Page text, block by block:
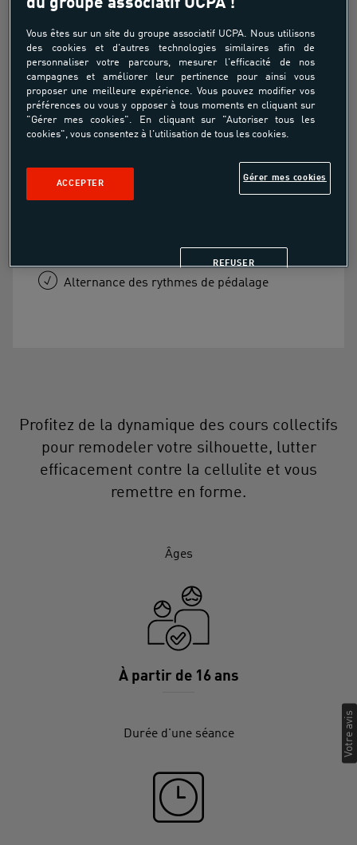
Votre avis
O'Fit
En vente sur place
Exercices de pédalage transposés au milieu
aquatique
Cours ludiques en musique
Travail cardiodrainant et d’endurance
Alternance des rythmes de pédalage
Profitez de la dynamique des cours collectifs
pour remodeler votre silhouette, lutter
efficacement contre la cellulite et vous
remettre en forme.
Âges
À partir de 16 ans
Durée d'une séance
du groupe associatif UCPA !
Vous êtes sur un site du groupe associatif UCPA. Nous utilisons
des cookies et d'autres technologies similaires afin de
personnaliser votre parcours, mesurer l'efficacité de nos
campagnes et améliorer leur pertinence pour ainsi vous
proposer une meilleure expérience. Vous pouvez modifier vos
préférences ou vous y opposer à tous moments en cliquant sur
"Gérer mes cookies". En cliquant sur "Autoriser tous les
cookies", vous consentez à l'utilisation de tous les cookies.
Gérer mes cookies
REFUSER
ACCEPTER